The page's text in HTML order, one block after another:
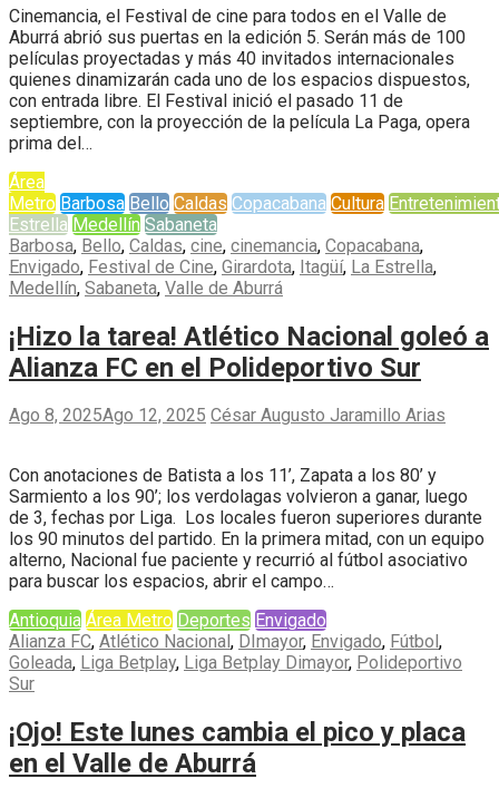
Cinemancia, el Festival de cine para todos en el Valle de
Aburrá abrió sus puertas en la edición 5. Serán más de 100
películas proyectadas y más 40 invitados internacionales
quienes dinamizarán cada uno de los espacios dispuestos,
con entrada libre. El Festival inició el pasado 11 de
septiembre, con la proyección de la película La Paga, opera
prima del…
Área
Metro Barbosa Bello Caldas Copacabana Cultura
Estrella Medellín Sabaneta
Barbosa, Bello, Caldas, cine, cinemancia, Copacabana,
Envigado, Festival de Cine, Girardota, Itagüí, La Estrella,
Medellín, Sabaneta, Valle de Aburrá
¡Hizo la tarea! Atlético Nacional goleó a
Alianza FC en el Polideportivo Sur
Ago 8, 2025Ago 12, 2025 César Augusto Jaramillo Arias
Con anotaciones de Batista a los 11’, Zapata a los 80’ y
Sarmiento a los 90’; los verdolagas volvieron a ganar, luego
de 3, fechas por Liga. Los locales fueron superiores durante
los 90 minutos del partido. En la primera mitad, con un equipo
alterno, Nacional fue paciente y recurrió al fútbol asociativo
para buscar los espacios, abrir el campo…
Antioquia Área Metro Deportes Envigado
Alianza FC, Atlético Nacional , DImayor, Envigado, Fútbol ,
Goleada, Liga Betplay, Liga Betplay Dimayor, Polideportivo
Sur
¡Ojo! Este lunes cambia el pico y placa
en el Valle de Aburrá